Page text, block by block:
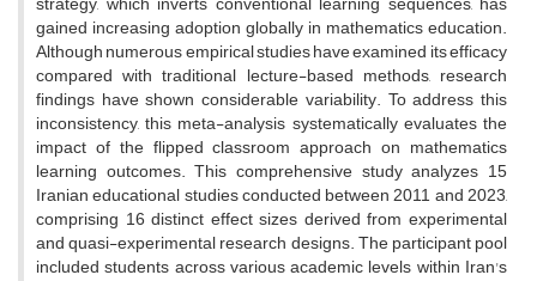
gained increasing adoption globally in mathematics education.
Although numerous empirical studies have examined its efficacy
compared with traditional lecture-based methods, research
findings have shown considerable variability. To address this
inconsistency, this meta-analysis systematically evaluates the
impact of the flipped classroom approach on mathematics
learning outcomes. This comprehensive study analyzes 15
Iranian educational studies conducted between 2011 and 2023,
comprising 16 distinct effect sizes derived from experimental
and quasi-experimental research designs. The participant pool
included students across various academic levels within Iran's